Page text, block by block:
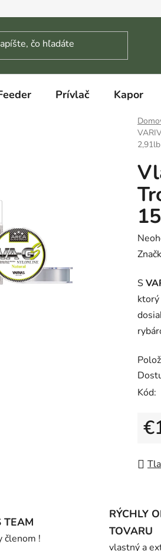
Prívlač Kapor
2,91lb
je
0,0
z
5
S
Kód:
TEAM
členom !
RÝCHLY
TOVARU
vlastný a